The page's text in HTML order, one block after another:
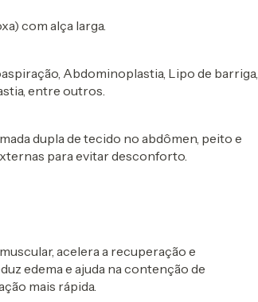
com alça larga.
Abdominoplastia, Lipo de barriga,
entre outros.
dupla de tecido no abdômen, peito e
para evitar desconforto.
acelera a recuperação e
edema e ajuda na contenção de
mais rápida.